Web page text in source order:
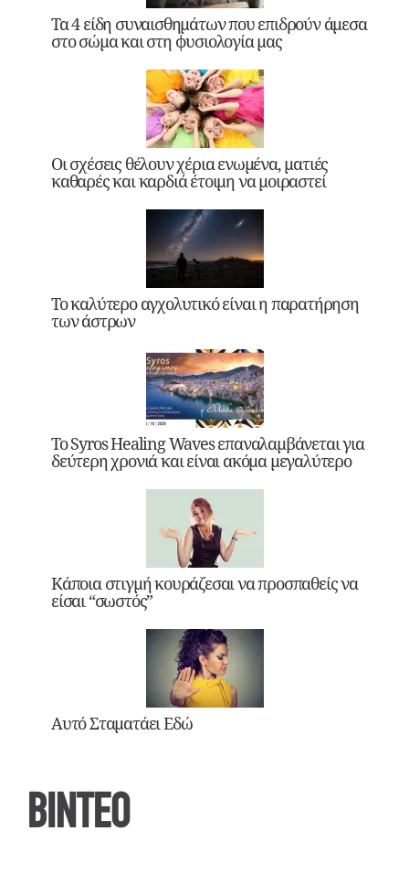
Τα 4 είδη συναισθημάτων που επιδρούν άμεσα
στο σώμα και στη φυσιολογία μας
Οι σχέσεις θέλουν χέρια ενωμένα, ματιές
καθαρές και καρδιά έτοιμη να μοιραστεί
Το καλύτερο αγχολυτικό είναι η παρατήρηση
των άστρων
Το Syros Healing Waves επαναλαμβάνεται για
δεύτερη χρονιά και είναι ακόμα μεγαλύτερο
Κάποια στιγμή κουράζεσαι να προσπαθείς να
είσαι “σωστός”
Αυτό Σταματάει Εδώ
ΒΙΝΤΕΟ